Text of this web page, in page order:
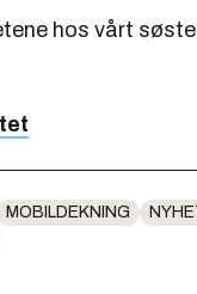
hos vårt
MOBILDEKNING